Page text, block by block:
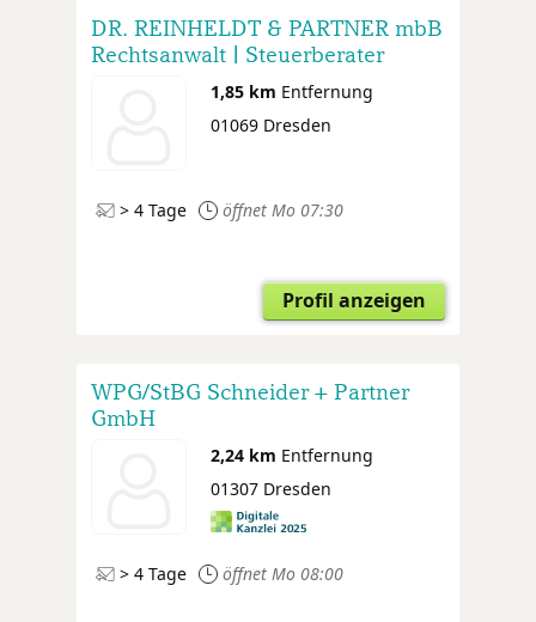
DR. REINHELDT & PARTNER mbB
Rechtsanwalt | Steuerberater
1,85 km Entfernung
01069 Dresden
> 4 Tage öffnet Mo 07:30
Profil anzeigen
WPG/StBG Schneider + Partner
GmbH
2,24 km Entfernung
01307 Dresden
> 4 Tage öffnet Mo 08:00